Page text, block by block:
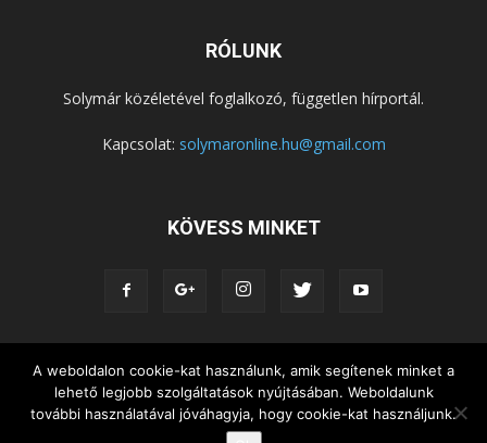
RÓLUNK
Solymár közéletével foglalkozó, független hírportál.
Kapcsolat: solymaronline.hu@gmail.com
KÖVESS MINKET
KÖZÉLET KÖZÖSSÉGEK
SZABADIDŐ
NEMZETISÉG, HELYTÖRTÉNET
RIPORTOK
KÖZÉRDEKŰ INFORMÁCIÓK
A weboldalon cookie-kat használunk, amik segítenek minket a
lehető legjobb szolgáltatások nyújtásában. Weboldalunk
további használatával jóváhagyja, hogy cookie-kat használjunk.